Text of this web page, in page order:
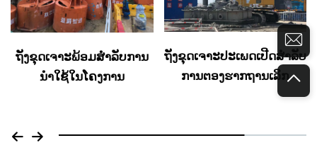
ຖັງຂຸດເຈາະພ້ອມສຳລັບການ
ນຳໃຊ້ໃນໂຄງການ
ຖັງຂຸດເຈາະປະເພດເປີດສຳລັບ
ການຕອງຮາກຖານເລິກ